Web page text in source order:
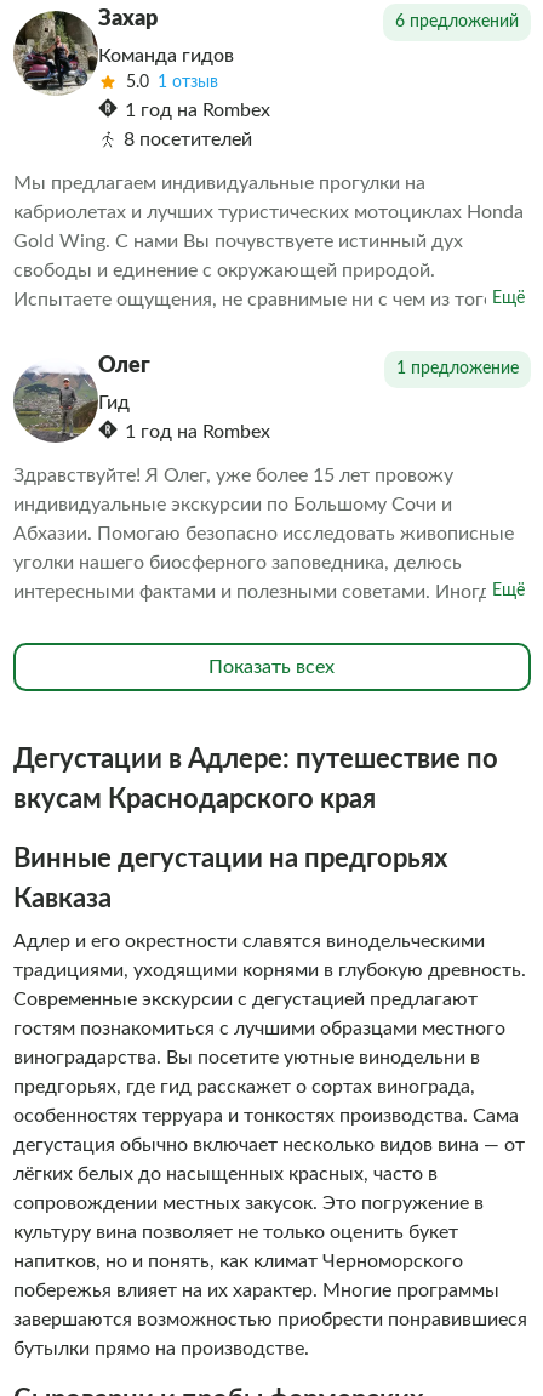
страной, с культурой, бытом и историей титульной нации
и многонационального народа Абхазии. На этой
экскурсии будут учитаны все Ваши пожелания и
выполнены по мере возможности, точное время выезда,
маршрут и все нюансы места встречи оговариваются и
Страну Души!!!
Захар 6 предложений
Команда гидов
5.0 1 отзыв
1 год на Rombex
8 посетителей
Мы предлагаем индивидуальные прогулки на
кабриолетах и лучших туристических мотоциклах Honda
Gold Wing. С нами Вы почувствуете истинный дух
свободы и единение с окружающей природой.
Испытаете ощущения, не сравнимые ни с чем из того,Ещё
Олег 1 предложение
Гид
1 год на Rombex
Здравствуйте! Я Олег, уже более 15 лет провожу
индивидуальные экскурсии по Большому Сочи и
Абхазии. Помогаю безопасно исследовать живописные
уголки нашего биосферного заповедника, делюсь
интересными фактами и полезными советами. Иногда
свежем воздухе. Подсказываю, где сделать самые
красивые фотографии и как поймать лучший ракурс.
Ещё
Показать всех
Дегустации в Адлере: путешествие по
вкусам Краснодарского края
Винные дегустации на предгорьях
Кавказа
Адлер и его окрестности славятся винодельческими
традициями, уходящими корнями в глубокую древность.
Современные экскурсии с дегустацией предлагают
гостям познакомиться с лучшими образцами местного
виноградарства. Вы посетите уютные винодельни в
предгорьях, где гид расскажет о сортах винограда,
особенностях терруара и тонкостях производства. Сама
дегустация обычно включает несколько видов вина — от
лёгких белых до насыщенных красных, часто в
сопровождении местных закусок. Это погружение в
культуру вина позволяет не только оценить букет
напитков, но и понять, как климат Черноморского
побережья влияет на их характер. Многие программы
завершаются возможностью приобрести понравившиеся
бутылки прямо на производстве.